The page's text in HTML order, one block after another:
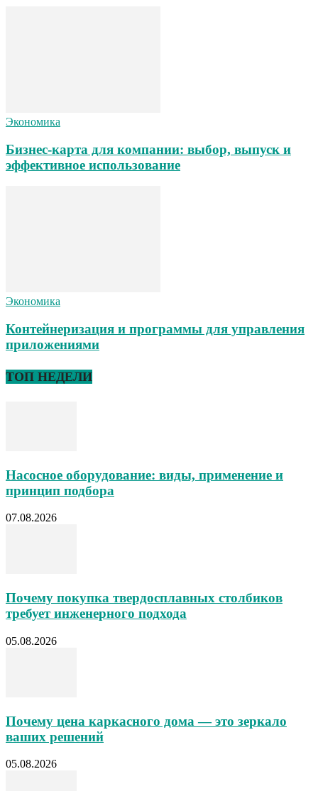
Экономика
Бизнес-карта для компании: выбор, выпуск и
эффективное использование
Экономика
Контейнеризация и программы для управления
приложениями
ТОП НЕДЕЛИ
Насосное оборудование: виды, применение и
принцип подбора
07.08.2026
Почему покупка твердосплавных столбиков
требует инженерного подхода
05.08.2026
Почему цена каркасного дома — это зеркало
ваших решений
05.08.2026